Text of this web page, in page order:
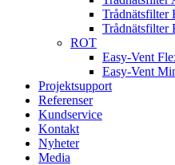
Trådnätsfilter
Trådnätsfilter
ROT
Easy-Vent
Easy-Vent
Projektsupport
Referenser
Kundservice
Kontakt
Nyheter
Media